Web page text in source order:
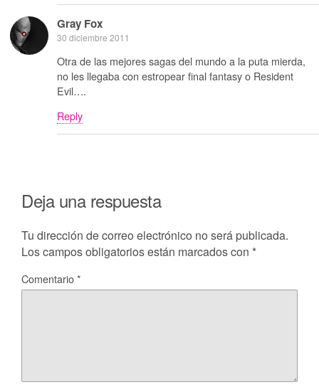
Gray Fox
30 diciembre 2011
Otra de las mejores sagas del mundo a la puta mierda,
no les llegaba con estropear final fantasy o Resident
Evil….
Reply
Deja una respuesta
Tu dirección de correo electrónico no será publicada.
Los campos obligatorios están marcados con *
Comentario*